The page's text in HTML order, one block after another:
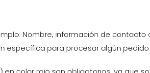
Nombre, información de
para procesar algún